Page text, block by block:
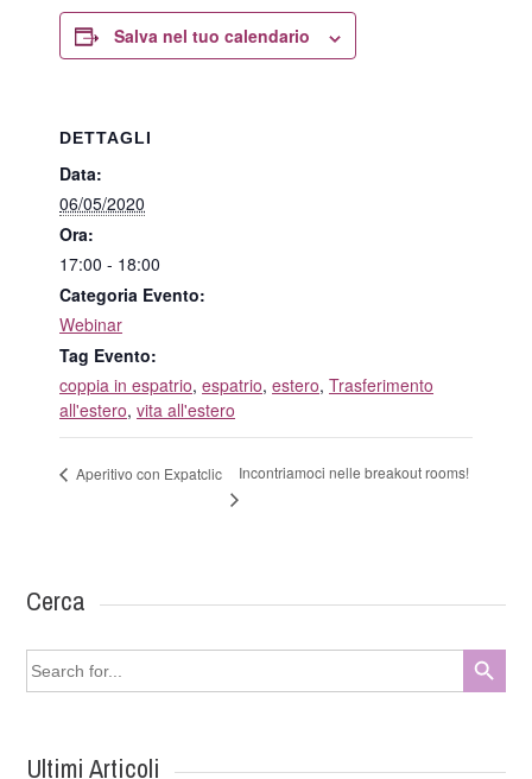
Salva nel tuo calendario
DETTAGLI
Data:
06/05/2020
Ora:
17:00 - 18:00
Categoria Evento:
Webinar
Tag Evento:
coppia in espatrio,espatrio,estero,Trasferimento
all'estero,vita all'estero
Aperitivo con Expatclic Incontriamoci nelle breakout rooms!
Cerca
Search
for:
Search Button
Ultimi Articoli